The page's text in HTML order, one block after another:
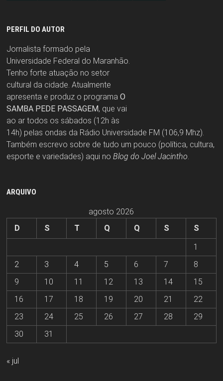
PERFIL DO AUTOR
Jornalista formado pela
Universidade Federal do Maranhão.
Tenho forte atuação no setor
cultural da cidade. Atualmente
apresenta e produz o programa O
SAMBA PEDE PASSAGEM, que vai
ao ar todos os sábados (12h às
14h) pelas ondas da Rádio Universidade FM (106,9 Mhz).
Também escrevo sobre de tudo um pouco (política, cultura,
esporte e variedades) aqui no Blog do Joel Jacintho
ARQUIVO
agosto 2026
D
S T Q Q S
S
1
2
3 4 5 6 7
8
9
10 11 12 13 14
15
16
17 18 19 20 21
22
23
24 25 26 27 28
29
30
31
« jul